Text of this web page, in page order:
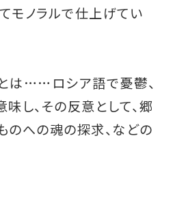
モノラルで仕上げてい
とは……ロシア語で憂鬱、
し、その反意として、郷
のへの魂の探求、などの